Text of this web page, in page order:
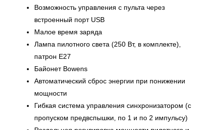
Возможность управления с пульта через
встроенный порт USB
Малое время заряда
Лампа пилотного света (250 Вт, в комплекте),
патрон E27
Байонет Bowens
Автоматический сброс энергии при понижении
мощности
Гибкая система управления синхронизатором (с
пропуском предвспышки, по 1 и по 2 импульсу)